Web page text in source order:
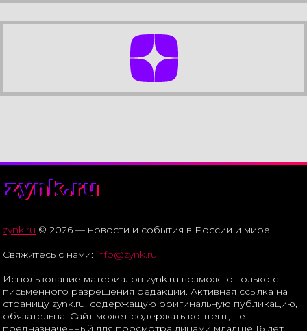
zynk.ru
zynk.ru © 2026 — новости и события в России и мире
Свяжитесь с нами: info@zynk.ru
Использование материалов zynk.ru возможно только с
письменного разрешения редакции. Активная ссылка на
страницу zynk.ru, содержащую оригинальную публикацию,
обязательна. Сайт может содержать контент, не
предназначенный для просмотра лицами младше 16 лет.